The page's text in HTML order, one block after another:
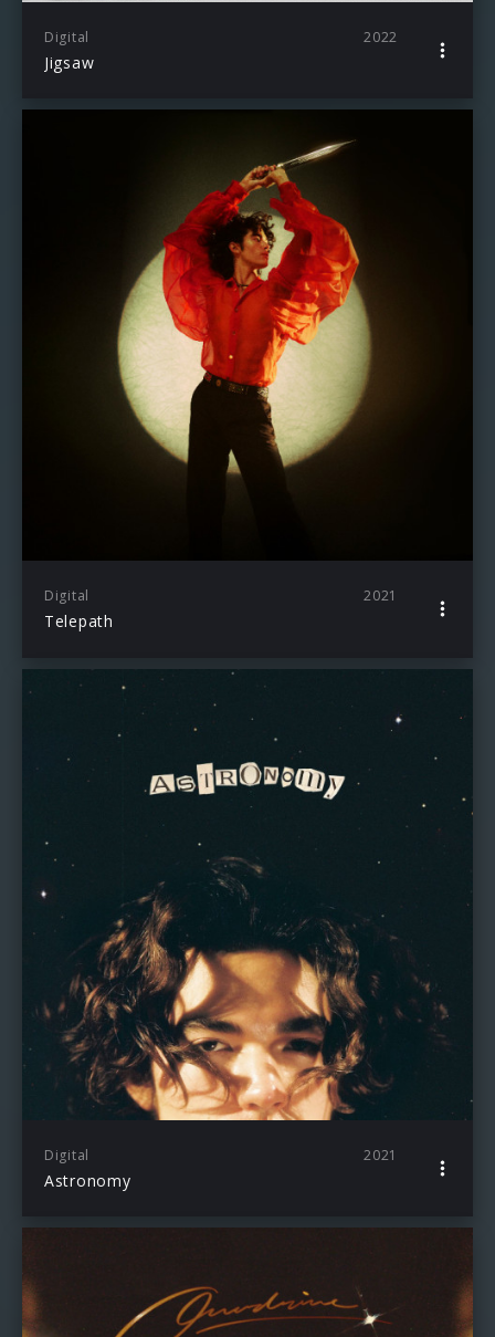
Digital 2022
Jigsaw
Digital 2021
Telepath
Digital 2021
Astronomy